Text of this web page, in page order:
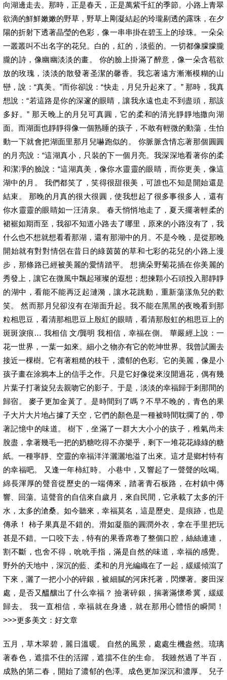
向湖邊走去。那時，正是春天，正是萬紫千紅的季節。小路上青翠
欲滴的鮮鮮嫩嫩的野草，野草上剛凝結起的玲瓏剔透的露珠，在夕
陽的折射下透著晶瑩的色彩，像一串串掛在碧玉上的珍珠。一朵朵
一叢叢叫不出名字的花兒。白的，紅的，淡藍的。一切都像朦朦朧
朧的詩，像幽幽淡淡的畫。 你的臉上掛滿了醉意，像一朵含苞欲
放的玫瑰，淡淡的散發著圣潔的馨香。我忘著遠方漸漸模糊的山
巒，說：“真美。”而你卻說：“快走，月兒升起來了。” 那時，我真
想說：“若這路是你的深邃的眼睛，讓我永遠也走不到盡頭，那該
多好。” 那天晚上的月兒可真圓，它的柔和的清光靜靜地撒向湖
面。而湖面也靜靜得像一個熟睡的孩子，不敢有輕微的動蕩，生怕
動一下就會把湖面里那月兒嚇跑似的。 你脈脈含情忘著那個圓圓
的月亮說：“這湖真小，只裝的下一個月亮。我深深地看著你的柔
和潔凈的臉說：“這湖真美，像你水靈靈的眼睛，而你更美，像這
湖中的月。 我們都笑了，笑得很甜很美，可誰也不知是開始還是
結束。 那晚的月真的很大很圓，使我想起了很多事很多人，還有
你水靈靈的眼睛如一汪清泉。 春天悄悄地走了，夏天擺著輕柔的
裙裾如期而至，我卻不知道小路去了哪里，原來的小路沒有了，我
什么也不想就想看看那湖，還有那湖中的月。不是今晚，是從那晚
開始就有對對情侶在昔日的綠茵茵的草和七彩的花兒的小路上漫
步，那條路已經被美麗的愛情踏平。 想摘朵野菊花插在你美麗的
秀發上，讓它在微風中飄起璀璨的遐想；想揀顆小石頭投入那靜靜
的湖中，看能不能再泛起漣漪，讓水花跳動，重新蕩漾魚兒的歡
笑。 然而那月兒卻沒有在湖面升起。我不能在黑黑的夜晚看到那
粒相思豆，看清那相思豆上殷紅的眼睛，看清那殷虹的相思豆上的
斑斑淚痕… 我相信 文/龔明 我相信，幸福在側。 華嚴經上說：一
花一世界，一葉一如來。細小之物亦有它的乾坤世界。我曾試圖去
接近一棵樹。它有著粗糙的枝干，濃郁的色彩。它的美麗，像是小
孩子畫在涂鴉本上的信手之作。只是它好像從來沒開過花，偶有幾
片葉子打著旋兒去親吻它的影子。于是，淡淡的幸福歸于剎那間的
歸宿。 麥子更加金黃了。是時間到了嗎？不早不晚的，青色的果
子大片大片地占據了天空，它們的顏色是一種被時間耽擱了的，帶
著記憶中的味道。 樹下，坐滿了一群大大小小的孩子，稚氣尚未
脫盡，拿著幾毛一把的奶糖吃得不亦樂乎，剩下一堆花花綠綠的糖
紙。一種寧靜、空靈的幸福洋洋灑灑地溢了出來。這才是鄉村特有
的幸福吧。 又逢一年柿紅時。 小巷中，又響起了一聲聲的吆喝。
綿長渾厚的聲音從歷史的一端傳來，踏著青石板路，在村鎮中傳
響、回蕩。這聲音的自信來自歲月，來自民間，它承載了太多的汗
水，太多的滄桑。如今聽來，幸福莫名，這是歷史、是痕跡，也是
傳承！ 柿子果真是不錯的。滑如凝脂的圓潤外衣，拿在手里把玩
甚是不錯。一口咬下去，特有的果香席卷了整個口腔，絲絲連連，
割不斷，也舍不得，吮吮手指，滿是自然的味道，幸福的感覺。
野外的天地中，深沉的藍、柔和的月光編織在了一起，緩緩傾瀉了
下來，灑了一把小小的碎銀，被細膩的河床托著，閃爍著。麥田深
處，是否又醞釀出了什么幸福？ 撿著碎銀，揣著滿懷希冀，緩緩
歸去。 我一直相信，幸福就在身邊，就在那用心體悟的瞬間！
>>>更多美文：好文章
五月，草木翠碧，麗日溫暖。 自然的風景，處處生機盎然。琉璃
著春色，遮擋不住的活躍，遮擋不住的生命。 我雖然過了半百，
成熟的第二春，開始了濃郁的色澤。成色更加深沉和濃厚。 兒子